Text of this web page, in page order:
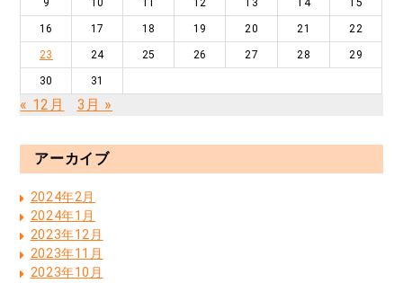
9 10 11 12 13 14 15
16 17 18 19 20 21 22
23 24 25 26 27 28 29
30 31
« 12月 3月 »
アーカイブ
2024年2月
2024年1月
2023年12月
2023年11月
2023年10月